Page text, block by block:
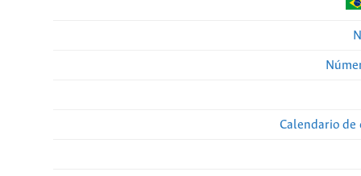
Calendario de